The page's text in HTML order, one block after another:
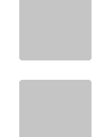
WAHANANEWS